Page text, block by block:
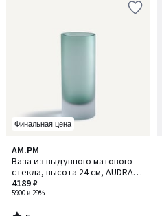
Финальная цена
AM.PM
Ваза из выдувного матового
стекла, высота 24 см, AUDRAN /
ОДРАН
5900 ₽-29%
4189 ₽
5
/
5